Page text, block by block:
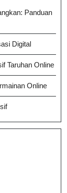
Panduan
Digital
Taruhan Online
Online